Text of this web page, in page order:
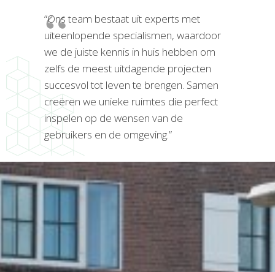
“Ons team bestaat uit experts met
uiteenlopende specialismen, waardoor
we de juiste kennis in huis hebben om
zelfs de meest uitdagende projecten
succesvol tot leven te brengen. Samen
creëren we unieke ruimtes die perfect
inspelen op de wensen van de
gebruikers en de omgeving.”